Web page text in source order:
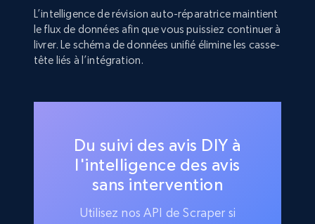
L’intelligence de révision auto-réparatrice maintient
le flux de données afin que vous puissiez continuer à
livrer. Le schéma de données unifié élimine les casse-
tête liés à l’intégration.
Du suivi des avis DIY à
l'intelligence des avis
sans intervention
Utilisez nos API de Scraper si